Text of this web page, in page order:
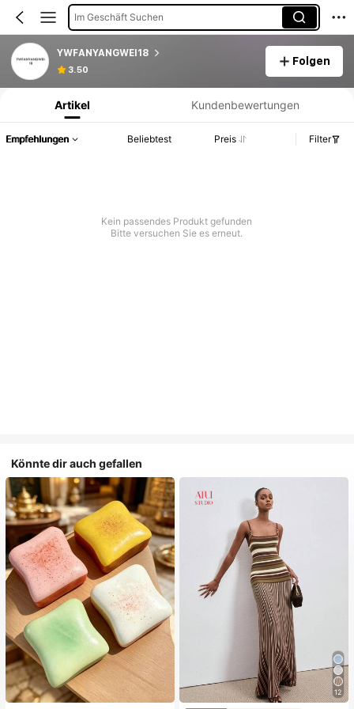
Im Geschäft Suchen
YWFANYANGWEI18
3.50
Folgen
Produktinformation: Preisangabe, Verkaufs- und Lagerbestandsdetails.
Artikel Kundenbewertungen
Empfehlungen Beliebtest Preis Filter
Kein passendes Produkt gefunden
Bitte versuchen Sie es erneut.
Könnte dir auch gefallen
12